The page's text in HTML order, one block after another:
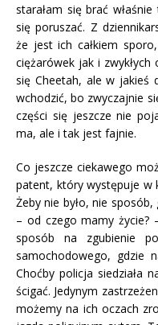
starałam się brać
się poruszać. Z
że jest ich całkiem
ciężarówek jak i zwykłych
się Cheetah, ale w jakieś
wchodzić, bo zwyczajnie
części się jeszcze nie
ma, ale i tak jest fajnie.
Co jeszcze ciekawego
patent, który występuje w
Żeby nie było, nie
– od czego mamy życie?
sposób na zgubienie
samochodowego, gdzie
Choćby policja siedziała
ścigać. Jedynym
możemy na ich oczach